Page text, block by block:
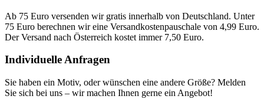
Ab 75 Euro versenden wir gratis innerhalb von Deutschland. Unter
75 Euro berechnen wir eine Versandkostenpauschale von 4,99 Euro.
Der Versand nach Österreich kostet immer 7,50 Euro.
Individuelle Anfragen
Sie haben ein Motiv, oder wünschen eine andere Größe? Melden
Sie sich bei uns – wir machen Ihnen gerne ein Angebot!